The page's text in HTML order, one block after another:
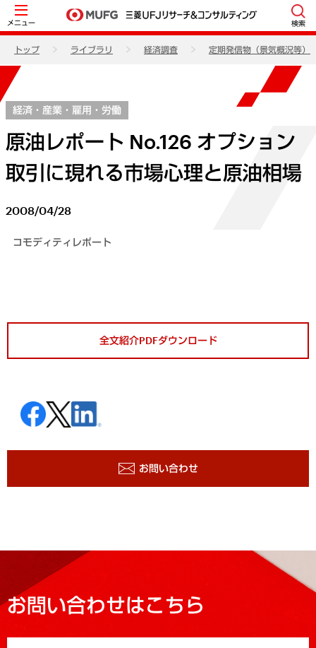
メニュー 検索
トップ ライブラリ 経済調査 定期発信物（景気概況等）
経済・産業・雇用・労働
原油レポート No.126 オプション
取引に現れる市場心理と原油相場
2008/04/28
コモディティレポート
全文紹介PDFダウンロード
お問い合わせ
お問い合わせはこちら